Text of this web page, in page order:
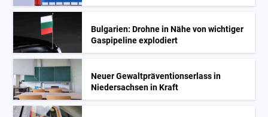
Bulgarien: Drohne in Nähe von wichtiger
Gaspipeline explodiert
Neuer Gewaltpräventionserlass in
Niedersachsen in Kraft